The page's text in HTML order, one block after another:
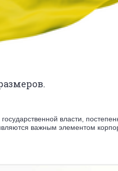
власти,
важным элементом